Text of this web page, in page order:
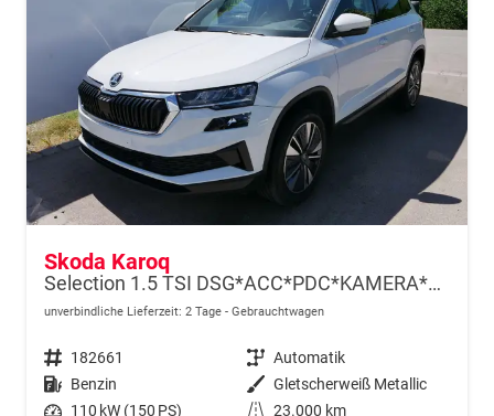
Skoda Karoq
Selection 1.5 TSI DSG*ACC*PDC*KAMERA*TEMPOMAT*LED*SMARTLINK*KLIMA*RADIO*17-ZOLL
unverbindliche Lieferzeit: 2 Tage Gebrauchtwagen
Fahrzeugnr. 182661 Getriebe Automatik
Kraftstoff Benzin Außenfarbe Gletscherweiß Metallic
Leistung 110 kW (150 PS) Kilometerstand 23.000 km